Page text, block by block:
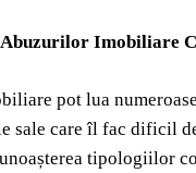
Imobiliare
pot lua
sale care îl fac dificil
tipologiilor